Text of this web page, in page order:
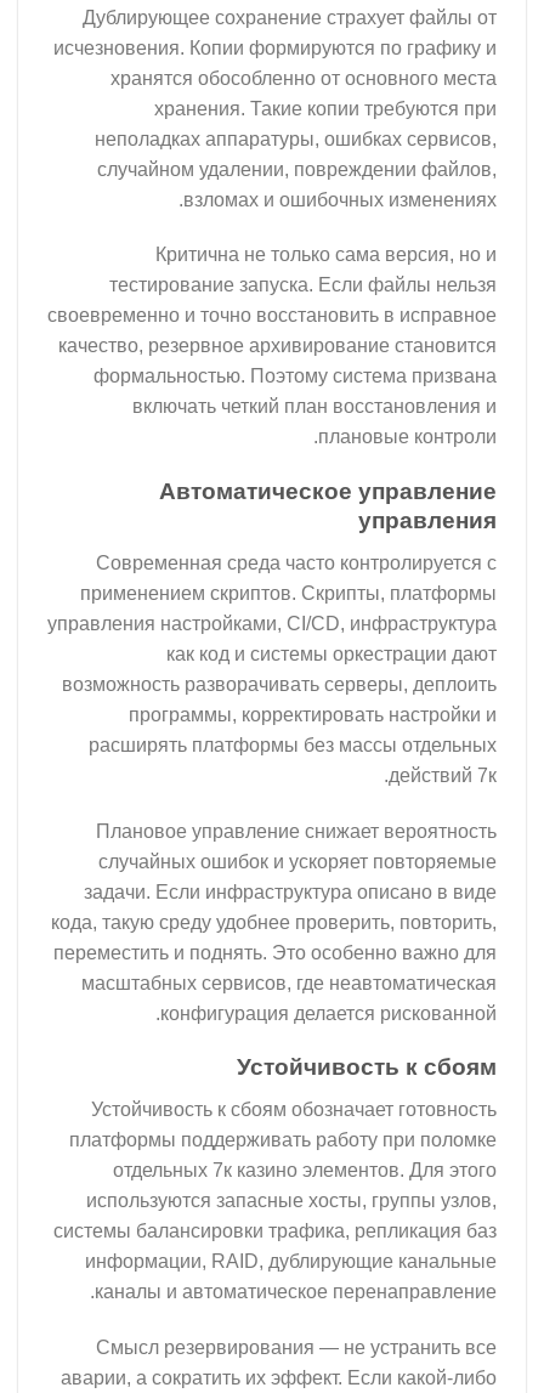
Дублирующее сохранение страхует файлы от
исчезновения. Копии формируются по графику и
хранятся обособленно от основного места
хранения. Такие копии требуются при
неполадках аппаратуры, ошибках сервисов,
случайном удалении, повреждении файлов,
взломах и ошибочных изменениях.
Критична не только сама версия, но и
тестирование запуска. Если файлы нельзя
своевременно и точно восстановить в исправное
качество, резервное архивирование становится
формальностью. Поэтому система призвана
включать четкий план восстановления и
плановые контроли.
Автоматическое управление
управления
Современная среда часто контролируется с
применением скриптов. Скрипты, платформы
управления настройками, CI/CD, инфраструктура
как код и системы оркестрации дают
возможность разворачивать серверы, деплоить
программы, корректировать настройки и
расширять платформы без массы отдельных
действий 7к.
Плановое управление снижает вероятность
случайных ошибок и ускоряет повторяемые
задачи. Если инфраструктура описано в виде
кода, такую среду удобнее проверить, повторить,
переместить и поднять. Это особенно важно для
масштабных сервисов, где неавтоматическая
конфигурация делается рискованной.
Устойчивость к сбоям
Устойчивость к сбоям обозначает готовность
платформы поддерживать работу при поломке
отдельных 7к казино элементов. Для этого
используются запасные хосты, группы узлов,
системы балансировки трафика, репликация баз
информации, RAID, дублирующие канальные
каналы и автоматическое перенаправление.
Смысл резервирования — не устранить все
аварии, а сократить их эффект. Если какой-либо